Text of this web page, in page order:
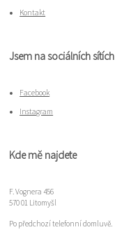
Kontakt
Jsem na sociálních sítích
Facebook
Instagram
Kde mě najdete
F. Vognera 456
570 01 Litomyšl
Po předchozí telefonní domluvě.